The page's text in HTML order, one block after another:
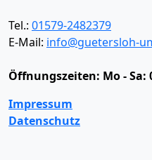
Tel.: 01579-2482379
E-Mail: info@guetersloh-
Öffnungszeiten: Mo - Sa:
Impressum
Datenschutz